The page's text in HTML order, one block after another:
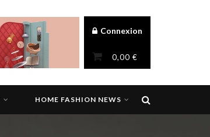
Connexion
0,00 €
HOME FASHION NEWS